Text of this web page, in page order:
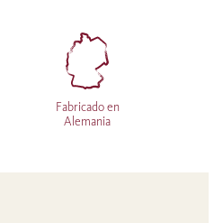
Fabricado en
Alemania